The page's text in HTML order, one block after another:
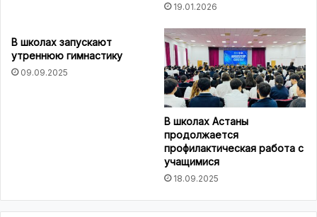
19.01.2026
В школах запускают
утреннюю гимнастику
09.09.2025
В школах Астаны
продолжается
профилактическая работа с
учащимися
18.09.2025